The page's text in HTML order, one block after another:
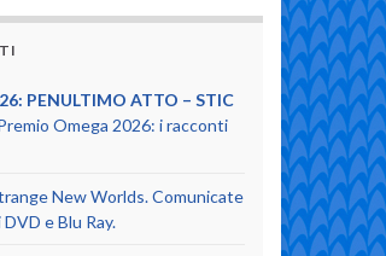
PENULTIMO ATTO – STIC
Omega 2026: i racconti
New Worlds. Comunicate
e Blu Ray.